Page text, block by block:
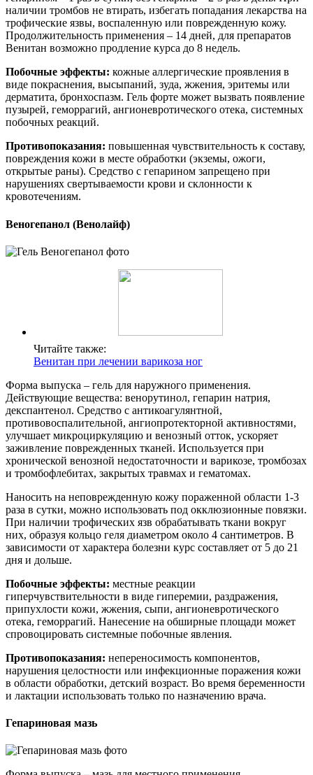
наличии тромбов не втирать, избегать попадания лекарства на
трофические язвы, воспаленную или поврежденную кожу.
Продолжительность применения – 14 дней, для препаратов
Венитан возможно продление курса до 8 недель.
Побочные эффекты: кожные аллергические проявления в
виде покраснения, высыпаний, зуда, жжения, эритемы или
дерматита, бронхоспазм. Гель форте может вызвать появление
пузырей, геморрагий, ангионевротического отека, системных
побочных реакций.
Противопоказания: повышенная чувствительность к составу,
повреждения кожи в месте обработки (экземы, ожоги,
открытые раны). Средство с гепарином запрещено при
нарушениях свертываемости крови и склонности к
кровотечениям.
Веногепанол (Венолайф)
Читайте также:
Венитан при лечении варикоза ног
Форма выпуска – гель для наружного применения.
Действующие вещества: венорутинол, гепарин натрия,
декспантенол. Средство с антикоагулянтной,
противовоспалительной, ангиопротекторной активностями,
улучшает микроциркуляцию и венозный отток, ускоряет
заживление поврежденных тканей. Используется при
хронической венозной недостаточности и варикозе, тромбозах
и тромбофлебитах, закрытых травмах и гематомах.
Наносить на неповрежденную кожу пораженной области 1-3
раза в сутки, можно использовать под окклюзионные повязки.
При наличии трофических язв обрабатывать ткани вокруг
них, образуя кольцо геля диаметром около 4 сантиметров. В
зависимости от характера болезни курс составляет от 5 до 21
дня и дольше.
Побочные эффекты: местные реакции
гиперчувствительности в виде гиперемии, раздражения,
припухлости кожи, жжения, сыпи, ангионевротического
отека, геморрагий. Нанесение на обширные площади может
спровоцировать системные побочные явления.
Противопоказания: непереносимость компонентов,
нарушения целостности или инфекционные поражения кожи
в области обработки, детский возраст. Во время беременности
и лактации использовать только по назначению врача.
Гепариновая мазь